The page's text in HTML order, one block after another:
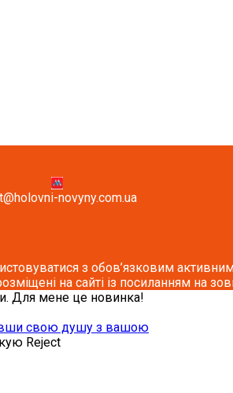
novyny.com.ua
з обов’язковим
на сайті із посиланням на
Для мене це новинка!
свою душу з вашою
Reject